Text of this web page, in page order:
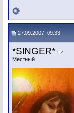
27.09.2007, 09:33
*SINGER*
Местный